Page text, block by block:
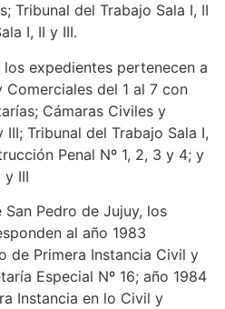
Tribunal del Trabajo Sala I, II
I, II y III.
los expedientes pertenecen a
del 1 al 7 con
Cámaras Civiles y
III; Tribunal del Trabajo Sala I,
Penal Nº 1, 2, 3 y 4; y
y III
Pedro de Jujuy, los
al año 1983
de Primera Instancia Civil y
Especial Nº 16; año 1984
Instancia en lo Civil y